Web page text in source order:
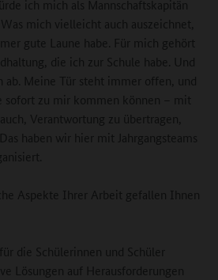
ich mich als Mannschaftskapitän
mich vielleicht auch auszeichnet,
gute Laune habe. Für mich gehört
die ich zur Schule habe. Und
ab. Meine Tür steht immer offen, und
sofort zu mir kommen können – mit
Verantwortung zu übertragen,
haben wir hier mit Jahrgangsteams
Aspekte Ihrer Arbeit gefallen Ihnen
die Schülerinnen und Schüler
Lösungen auf Herausforderungen